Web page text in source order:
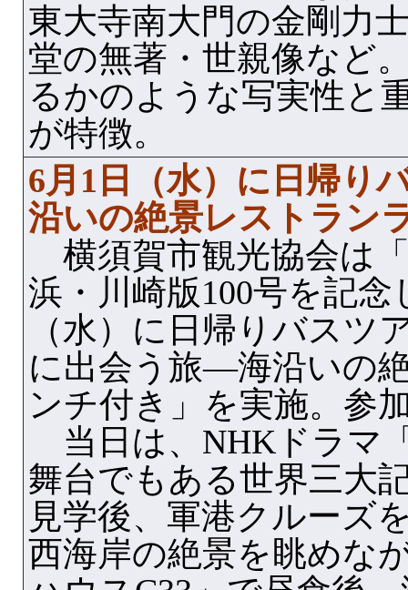
東大寺南大門の金剛力
堂の無著・世親像など
るかのような写実性と
が特徴。
6月1日（水）に日帰り
沿いの絶景レストラン
横須賀市観光協会は
浜・川崎版100号を記念
（水）に日帰りバスツ
に出会う旅—海沿いの
ンチ付き」を実施。参
当日は、NHKドラマ
舞台でもある世界三大
見学後、軍港クルーズ
西海岸の絶景を眺めな